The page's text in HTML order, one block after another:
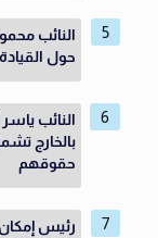
النائب
حول
النائب
بالخارج
حقوقهم